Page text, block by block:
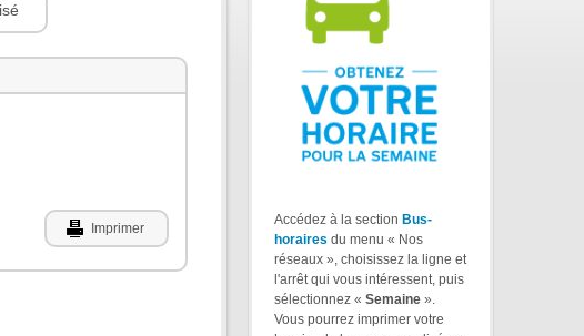
Imprimer
Accédez à la section Bus-
horaires du menu « Nos
réseaux », choisissez la ligne et
l'arrêt qui vous intéressent, puis
sélectionnez « Semaine ».
Vous pourrez imprimer votre